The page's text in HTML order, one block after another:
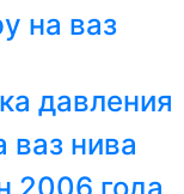
на ваз
давления
ваз нива